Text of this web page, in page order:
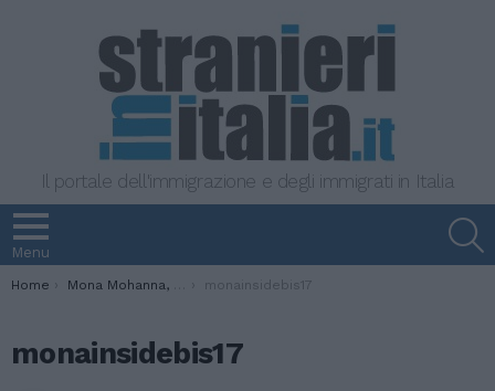
Il portale dell'immigrazione e degli immigrati in Italia
Menu
You are here:
Home Mona Mohanna, stilista tra tradizione araba e Italian Style monainsidebis17
monainsidebis17